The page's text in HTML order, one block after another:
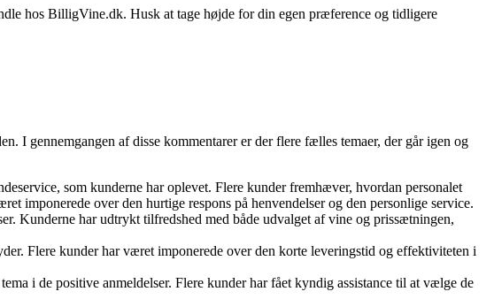
hos BilligVine.dk. Husk at tage højde for din egen præference og tidligere
I gennemgangen af disse kommentarer er der flere fælles temaer, der går igen og
som kunderne har oplevet. Flere kunder fremhæver, hvordan personalet
imponerede over den hurtige respons på henvendelser og den personlige service.
Kunderne har udtrykt tilfredshed med både udvalget af vine og prissætningen,
Flere kunder har været imponerede over den korte leveringstid og effektiviteten i
i de positive anmeldelser. Flere kunder har fået kyndig assistance til at vælge de